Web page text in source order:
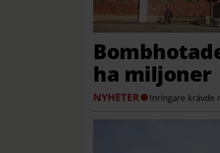
ha miljoner
NYHETER Inringare krävde